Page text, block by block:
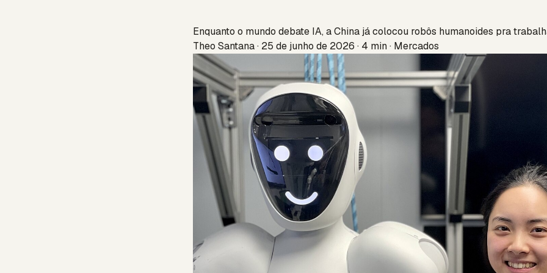
Enquanto o mundo debate IA, a China já colocou robôs humanoides pra
Theo Santana · 25 de junho de 2026 · 4 min · Mercados